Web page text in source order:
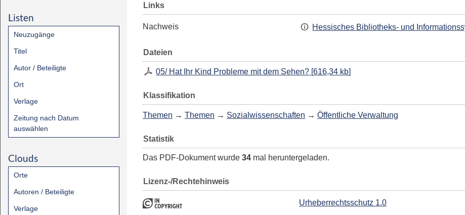
Listen
Neuzugänge
Titel
Autor / Beteiligte
Ort
Verlage
Zeitung nach Datum
auswählen
Clouds
Orte
Autoren / Beteiligte
Verlage
Links
Nachweis Hessisches Bibliotheks- und
Dateien
05/ Hat Ihr Kind Probleme mit dem Sehen? [616,34 kb]
Klassifikation
Themen → Themen → Sozialwissenschaften → Öffentliche Verwaltung
Statistik
Das PDF-Dokument wurde 34 mal heruntergeladen.
Lizenz-/Rechtehinweis
Urheberrechtsschutz 1.0